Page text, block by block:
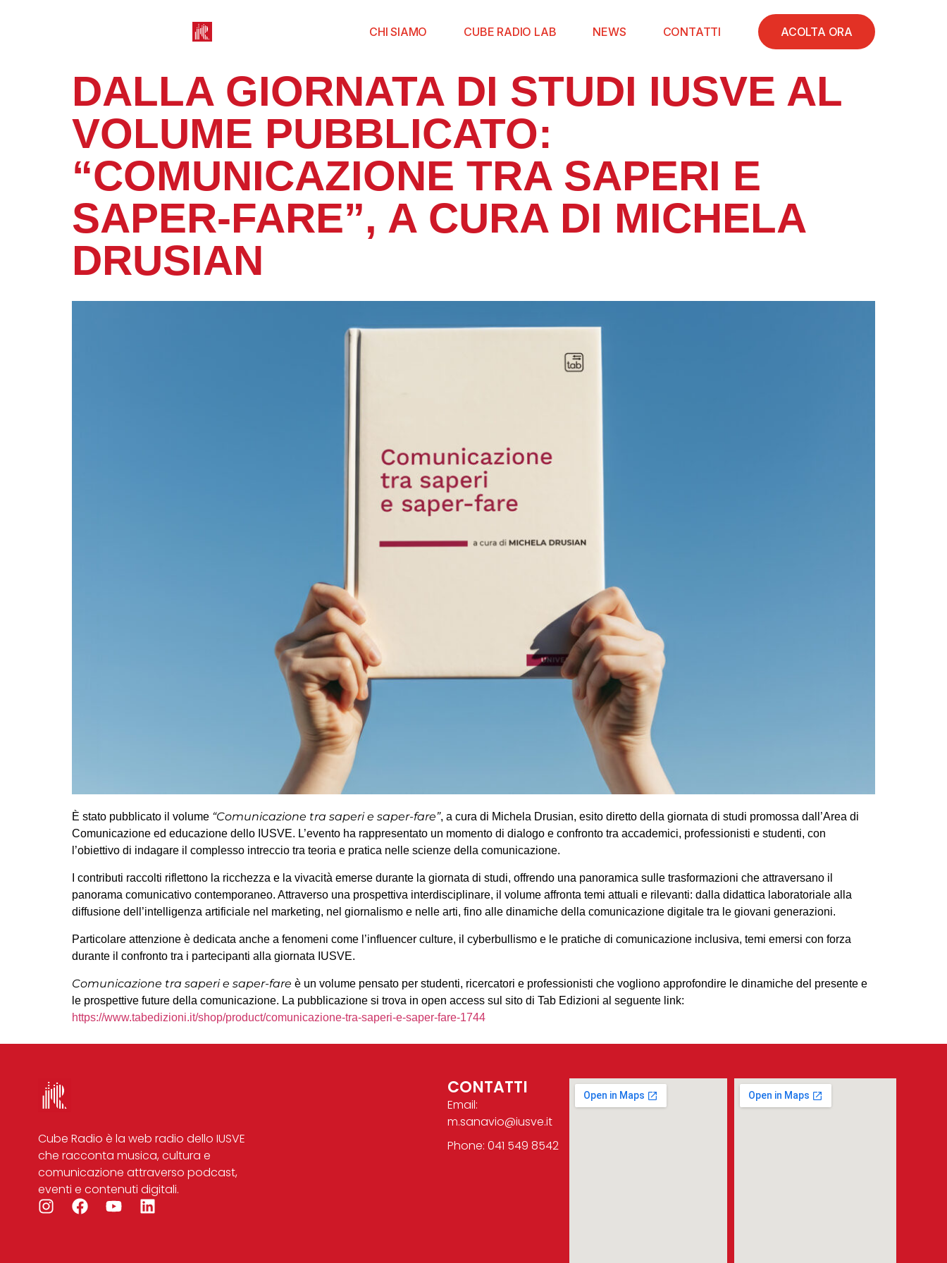
CHI SIAMO CUBE RADIO LAB NEWS CONTATTI ACOLTA ORA
DALLA GIORNATA DI STUDI IUSVE AL
VOLUME PUBBLICATO:
“COMUNICAZIONE TRA SAPERI E
SAPER-FARE”, A CURA DI MICHELA
DRUSIAN
È stato pubblicato il volume “Comunicazione tra saperi e saper-fare”, a cura di Michela Drusian, esito diretto della giornata di studi promossa dall’Area di
Comunicazione ed educazione dello IUSVE. L’evento ha rappresentato un momento di dialogo e confronto tra accademici, professionisti e studenti, con
l’obiettivo di indagare il complesso intreccio tra teoria e pratica nelle scienze della comunicazione.
I contributi raccolti riflettono la ricchezza e la vivacità emerse durante la giornata di studi, offrendo una panoramica sulle trasformazioni che attraversano il
panorama comunicativo contemporaneo. Attraverso una prospettiva interdisciplinare, il volume affronta temi attuali e rilevanti: dalla didattica laboratoriale alla
diffusione dell’intelligenza artificiale nel marketing, nel giornalismo e nelle arti, fino alle dinamiche della comunicazione digitale tra le giovani generazioni.
Particolare attenzione è dedicata anche a fenomeni come l’influencer culture, il cyberbullismo e le pratiche di comunicazione inclusiva, temi emersi con forza
durante il confronto tra i partecipanti alla giornata IUSVE.
Comunicazione tra saperi e saper-fare è un volume pensato per studenti, ricercatori e professionisti che vogliono approfondire le dinamiche del presente e
le prospettive future della comunicazione. La pubblicazione si trova in open access sul sito di Tab Edizioni al seguente link:
https://www.tabedizioni.it/shop/product/comunicazione-tra-saperi-e-saper-fare-1744
Cube Radio è la web radio dello IUSVE
che racconta musica, cultura e
comunicazione attraverso podcast,
eventi e contenuti digitali.
CONTATTI
Email:
m.sanavio@iusve.it
Phone: 041 549 8542